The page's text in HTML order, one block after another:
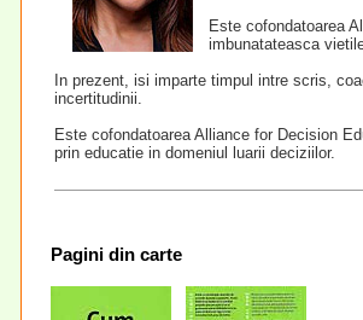
Este cofondatoarea
imbunatateasca
In prezent, isi imparte timpul intre scris,
incertitudinii.
Este cofondatoarea Alliance for Decision
prin educatie in domeniul luarii deciziilor.
Pagini din carte